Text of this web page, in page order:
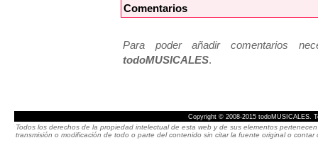
Comentarios
Para poder añadir comentarios
todoMUSICALES.
Copyright © 2008-2015 todoMUSICALES.
Todos los derechos de la propiedad intelectual de esta web y de sus elementos
transmisión o modificación de todo o parte del contenido sin citar la fuente original o